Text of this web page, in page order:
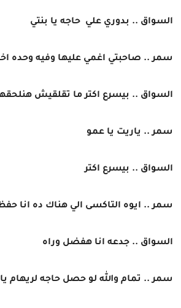
السواق .. بدوري علي حاجه يا بنتي
سمر .. صاحبتي اغمي عليها وفيه وحده
السواق .. بيسرع اكتر ما تقلقيش
سمر .. ياريت يا عمو
السواق .. بيسرع اكتر
سمر .. ايوه التاكسى الي هناك ده انا
السواق .. جدعه انا هفضل وراه
سمر .. تمام والله لو حصل حاجه